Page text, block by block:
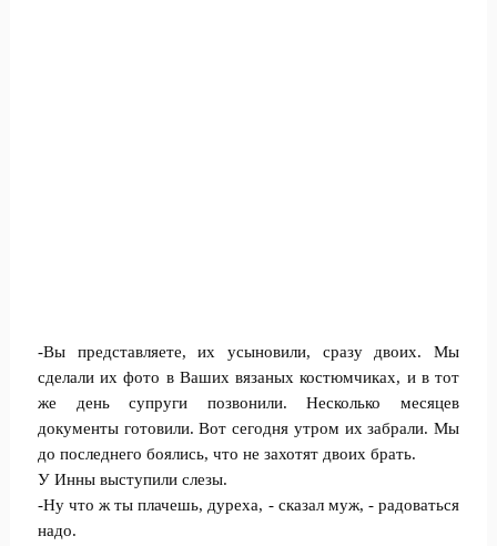
-Вы представляете, их усыновили, сразу двоих. Мы
сделали их фото в Ваших вязаных костюмчиках, и в тот
же день супруги позвонили. Несколько месяцев
документы готовили. Вот сегодня утром их забрали. Мы
до последнего боялись, что не захотят двоих брать.
У Инны выступили слезы.
-Ну что ж ты плачешь, дуреха, - сказал муж, - радоваться
надо.